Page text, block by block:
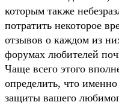
которым также
потратить некоторое
отзывов о каждом из
форумах любителей
Чаще всего этого
определить, что
защиты вашего